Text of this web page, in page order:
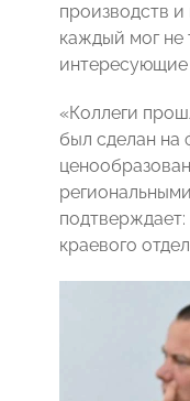
производств
каждый мог не
интересующие
«Коллеги
был сделан на
краевого